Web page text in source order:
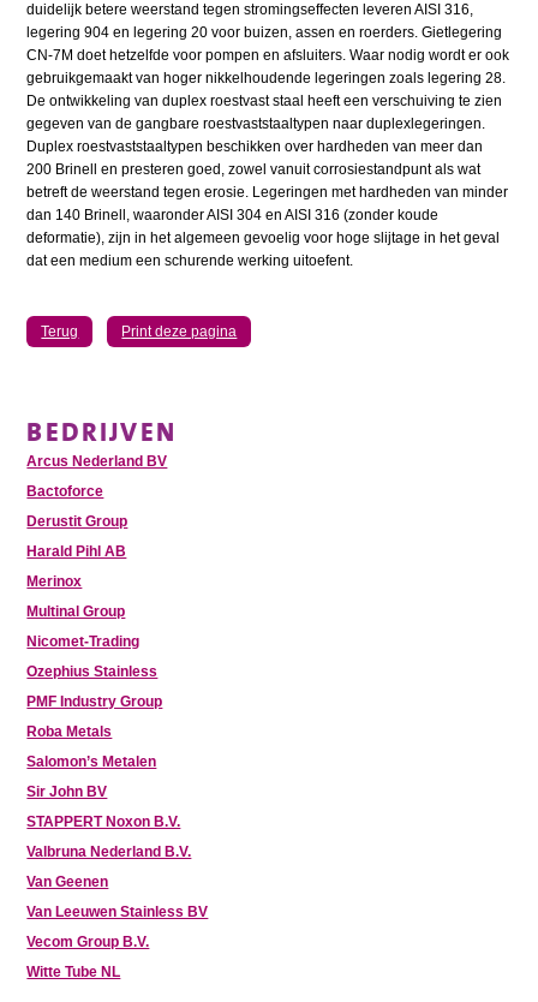
duidelijk betere weerstand tegen stromingseffecten leveren AISI 316,
legering 904 en legering 20 voor buizen, assen en roerders. Gietlegering
CN-7M doet hetzelfde voor pompen en afsluiters. Waar nodig wordt er ook
gebruikgemaakt van hoger nikkelhoudende legeringen zoals legering 28.
De ontwikkeling van duplex roestvast staal heeft een verschuiving te zien
gegeven van de gangbare roestvaststaaltypen naar duplexlegeringen.
Duplex roestvaststaaltypen beschikken over hardheden van meer dan
200 Brinell en presteren goed, zowel vanuit corrosiestandpunt als wat
betreft de weerstand tegen erosie. Legeringen met hardheden van minder
dan 140 Brinell, waaronder AISI 304 en AISI 316 (zonder koude
deformatie), zijn in het algemeen gevoelig voor hoge slijtage in het geval
dat een medium een schurende werking uitoefent.
Terug Print deze pagina
BEDRIJVEN
Arcus Nederland BV
Bactoforce
Derustit Group
Harald Pihl AB
Merinox
Multinal Group
Nicomet-Trading
Ozephius Stainless
PMF Industry Group
Roba Metals
Salomon’s Metalen
Sir John BV
STAPPERT Noxon B.V.
Valbruna Nederland B.V.
Van Geenen
Van Leeuwen Stainless BV
Vecom Group B.V.
Witte Tube NL